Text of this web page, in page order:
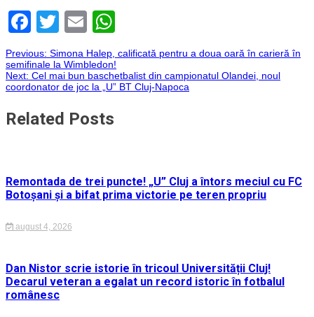
Facebook
Twitter
Email
Navigare
în
articole
Previous: Simona Halep, calificată pentru a doua oară în carieră în
semifinale la Wimbledon!
Next: Cel mai bun baschetbalist din campionatul Olandei, noul
coordonator de joc la „U” BT Cluj-Napoca
Related Posts
Remontada de trei puncte! „U” Cluj a întors meciul cu FC
Botoșani și a bifat prima victorie pe teren propriu
august 4, 2026
Dan Nistor scrie istorie în tricoul Universității Cluj!
Decarul veteran a egalat un record istoric în fotbalul
românesc